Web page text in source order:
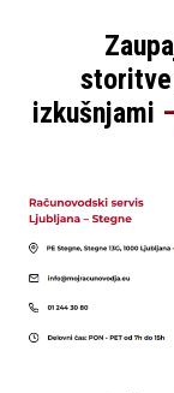
storitve
izkušnjami